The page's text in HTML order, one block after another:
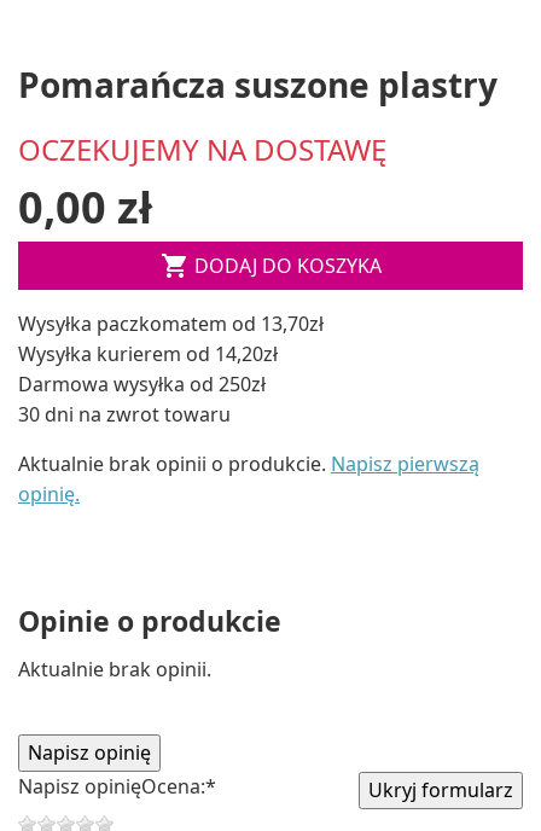
Pomarańcza suszone plastry
OCZEKUJEMY NA DOSTAWĘ
0,00 zł
 DODAJ DO KOSZYKA
Wysyłka paczkomatem od 13,70zł
Wysyłka kurierem od 14,20zł
Darmowa wysyłka od 250zł
30 dni na zwrot towaru
Aktualnie brak opinii o produkcie. Napisz pierwszą
opinię.
Opinie o produkcie
Aktualnie brak opinii.
Napisz opinięOcena:*